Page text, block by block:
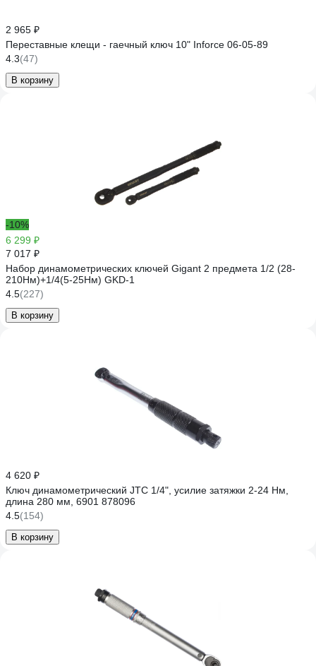
2 965 ₽
Переставные клещи - гаечный ключ 10" Inforce 06-05-89
4.3(47)
В корзину
-10%
6 299 ₽
7 017 ₽
Набор динамометрических ключей Gigant 2 предмета 1/2 (28-
210Нм)+1/4(5-25Нм) GKD-1
4.5(227)
В корзину
4 620 ₽
Ключ динамометрический JTC 1/4", усилие затяжки 2-24 Нм,
длина 280 мм, 6901 878096
4.5(154)
В корзину